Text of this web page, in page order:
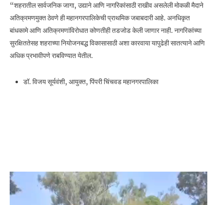
“शहरातील सार्वजनिक जागा, उद्याने आणि नागरिकांसाठी राखीव असलेली मोकळी मैदाने
अतिक्रमणमुक्त ठेवणे ही महानगरपालिकेची प्राथमिक जबाबदारी आहे. अनधिकृत
बांधकामे आणि अतिक्रमणांविरोधात कोणतीही तडजोड केली जाणार नाही. नागरिकांच्या
सुरक्षिततेसह शहराच्या नियोजनबद्ध विकासासाठी अशा कारवाया यापुढेही सातत्याने आणि
अधिक प्रभावीपणे राबविण्यात येतील.
डॉ. विजय सूर्यवंशी, आयुक्त, पिंपरी चिंचवड महानगरपालिका